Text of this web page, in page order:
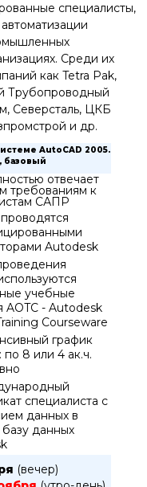
специалисты,
Среди их
как Tetra Pak,
Трубопроводный
Северсталь, ЦКБ
и др.
AutoCAD 2005.
базовый
отвечает
требованиям к
САПР
Autodesk
учебные
AOTC - Autodesk
Courseware
график
по 8 или 4 ак.ч.
специалиста с
данных в
данных
(вечер)